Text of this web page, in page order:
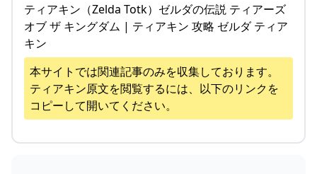
ティアキン（Zelda Totk）ゼルダの伝説 ティアーズ
オブ ザ キングダム | ティアキン 攻略 ゼルダ ティア
キン
本サイトでは関連記事のみを収集しております。
ティアキン原文を閲覧するには、以下のリンクを
コピーして開いてください。